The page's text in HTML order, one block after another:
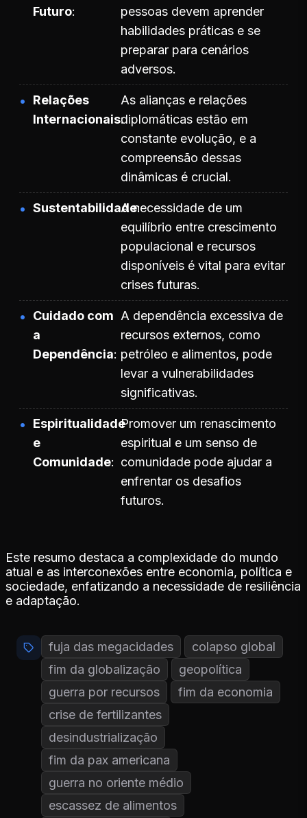
Futuro
pessoas devem aprender
habilidades práticas e se
preparar para cenários
adversos.
Relações
Internacionais
As alianças e relações
diplomáticas estão em
constante evolução, e a
compreensão dessas
dinâmicas é crucial.
SustentabilidadeA necessidade de um
equilíbrio entre crescimento
populacional e recursos
disponíveis é vital para evitar
crises futuras.
Cuidado com
a
Dependência
A dependência excessiva de
recursos externos, como
petróleo e alimentos, pode
levar a vulnerabilidades
significativas.
Espiritualidade
e
Comunidade
Promover um renascimento
espiritual e um senso de
comunidade pode ajudar a
enfrentar os desafios
futuros.
Este resumo destaca a complexidade do mundo
atual e as interconexões entre economia, política e
sociedade, enfatizando a necessidade de resiliência
e adaptação.
fuja das megacidades
colapso global
fim da globalização
geopolítica
guerra por recursos
fim da economia
crise de fertilizantes
desindustrialização
fim da pax americana
guerra no oriente médio
escassez de alimentos